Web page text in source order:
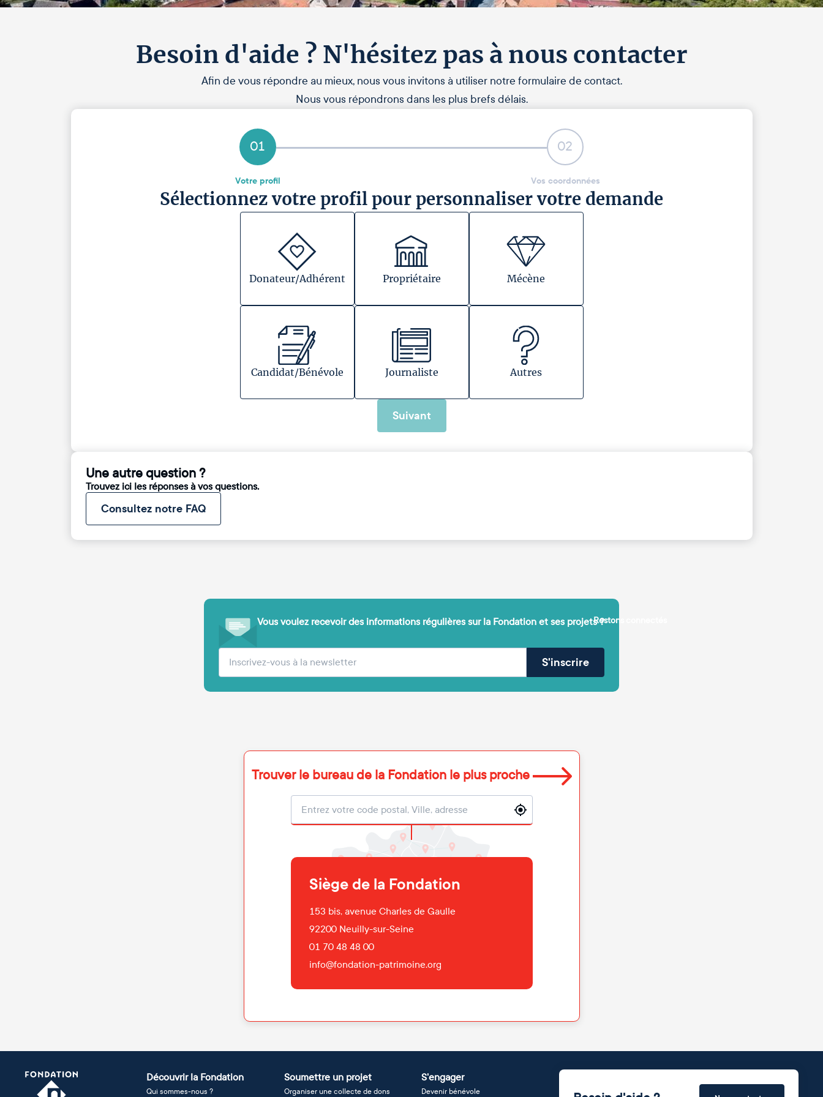
Besoin d'aide ? N'hésitez pas à nous contacter
Afin de vous répondre au mieux, nous vous invitons à utiliser notre formulaire de contact.
Nous vous répondrons dans les plus brefs délais.
01
Votre profil
02
Vos coordonnées
Sélectionnez votre profil pour personnaliser votre demande
Donateur/Adhérent Propriétaire Mécène
Candidat/Bénévole Journaliste Autres
Suivant
Une autre question ?
Trouvez ici les réponses à vos questions.
Consultez notre FAQ
Vous voulez recevoir des informations régulières sur la Fondation et ses projets ?
Votre adresse e-mail (obligatoire) S'inscrire
Restons connectés
Trouver le bureau de la Fondation le plus proche
Localisation
Siège de la Fondation
153 bis, avenue Charles de Gaulle
92200 Neuilly-sur-Seine
01 70 48 48 00
info@fondation-patrimoine.org
Découvrir la Fondation
Qui sommes-nous ?
Soumettre un projet
Organiser une collecte de dons
S'engager
Devenir bénévole